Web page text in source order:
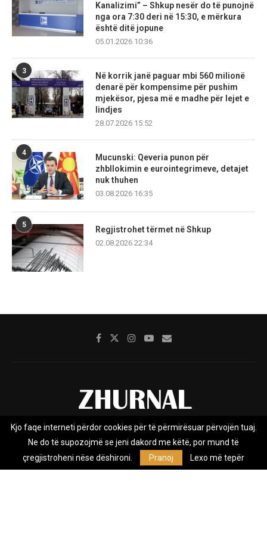
Kanalizimi” – Shkup nesër do të punojnë
nga ora 7:30 deri në 15:30, e mërkura
është ditë jopune
05.01.2026 10:36
3
Në korrik janë paguar mbi 560 milionë
denarë për kompensime për pushim
mjekësor, pjesa më e madhe për lejet e
lindjes
28.07.2026 15:52
4
Mucunski: Qeveria punon për
zhbllokimin e eurointegrimeve, detajet
nuk thuhen
03.08.2026 16:35
5
Regjistrohet tërmet në Shkup
02.08.2026 22:34
Rreth nesh Impresumi Marketing
Privacy Policy
Zhurnal.mk është Agjenci e Lajmeve e pavarur, e themeluar në vitin
Kjo faqe interneti përdor cookies për të përmirësuar përvojën tuaj.
Ne do të supozojmë se jeni dakord me këtë, por mund të
çregjistroheni nëse dëshironi.
Pranoj Lexo më tepër